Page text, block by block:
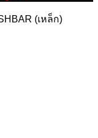
(เหล็ก)